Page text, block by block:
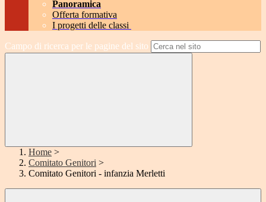
Panoramica
Offerta formativa
I progetti delle classi
Campo di ricerca per le pagine del sito
Home >
Comitato Genitori >
Comitato Genitori - infanzia Merletti